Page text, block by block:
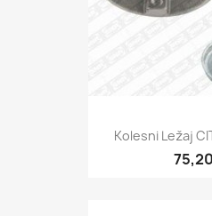
Kolesni Ležaj